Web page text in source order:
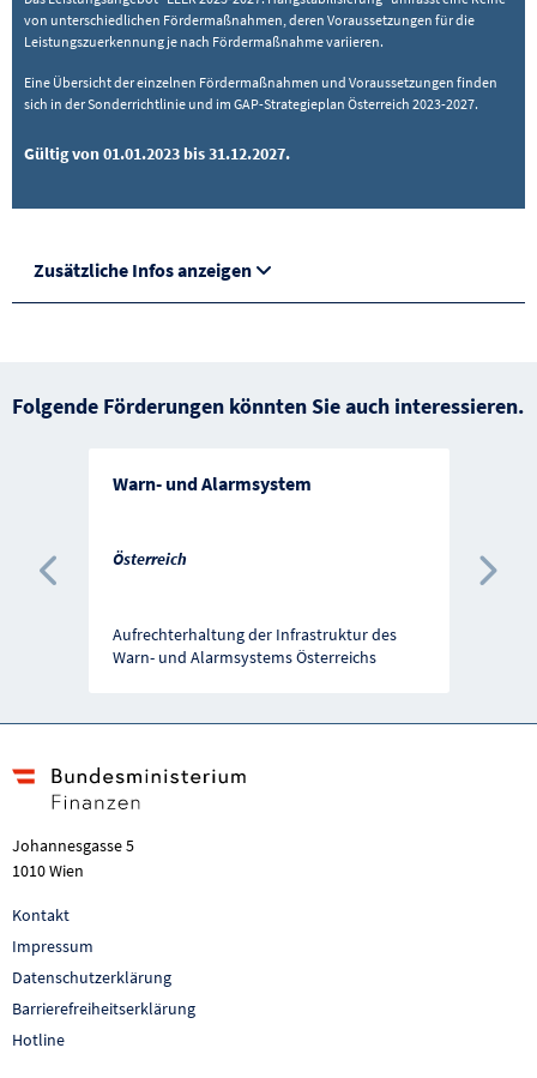
von unterschiedlichen Fördermaßnahmen, deren Voraussetzungen für die
Leistungszuerkennung je nach Fördermaßnahme variieren.
Eine Übersicht der einzelnen Fördermaßnahmen und Voraussetzungen finden
sich in der Sonderrichtlinie und im GAP-Strategieplan Österreich 2023-2027.
Gültig von 01.01.2023 bis 31.12.2027.
Zusätzliche Infos anzeigen
Folgende Förderungen könnten Sie auch interessieren.
Warn- und Alarmsystem
Österreich
Aufrechterhaltung der Infrastruktur des
Warn- und Alarmsystems Österreichs
Vorherige Förderung
Johannesgasse 5
1010 Wien
Kontakt
Impressum
Datenschutzerklärung
Barrierefreiheitserklärung
Hotline